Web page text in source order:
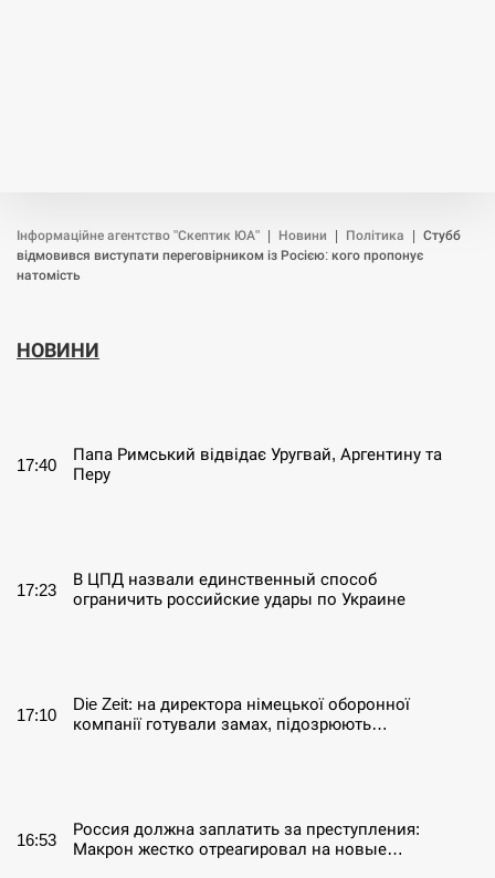
Інформаційне агентство "Скептик ЮА" Новини Політика
Стубб
відмовився виступати переговірником із Росією: кого пропонує
натомість
НОВИНИ
17:40
Папа Римський відвідає Уругвай, Аргентину та
Перу
17:23
В ЦПД назвали единственный способ
ограничить российские удары по Украине
17:10
Die Zeit: на директора німецької оборонної
компанії готували замах, підозрюють…
16:53
Россия должна заплатить за преступления:
Макрон жестко отреагировал на новые…